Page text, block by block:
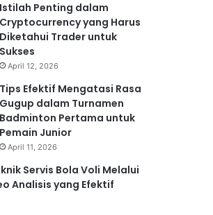
Istilah Penting dalam
Cryptocurrency yang Harus
Diketahui Trader untuk
Sukses
April 12, 2026
Tips Efektif Mengatasi Rasa
Gugup dalam Turnamen
Badminton Pertama untuk
Pemain Junior
April 11, 2026
Servis Bola Voli Melalui
Analisis yang Efektif